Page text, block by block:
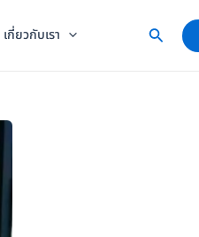
เกี่ยวกับเรา